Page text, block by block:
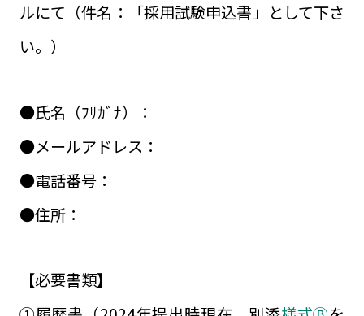
ルにて（件名：「採用試験申込書」として下さ
い。）
●氏名（ﾌﾘｶﾞﾅ）：
●メールアドレス：
●電話番号：
●住所：
【必要書類】